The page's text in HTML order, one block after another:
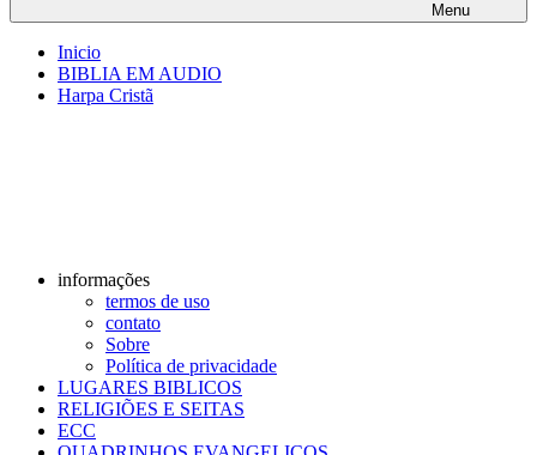
Menu
Inicio
BIBLIA EM AUDIO
Harpa Cristã
informações
termos de uso
contato
Sobre
Política de privacidade
LUGARES BIBLICOS
RELIGIÕES E SEITAS
ECC